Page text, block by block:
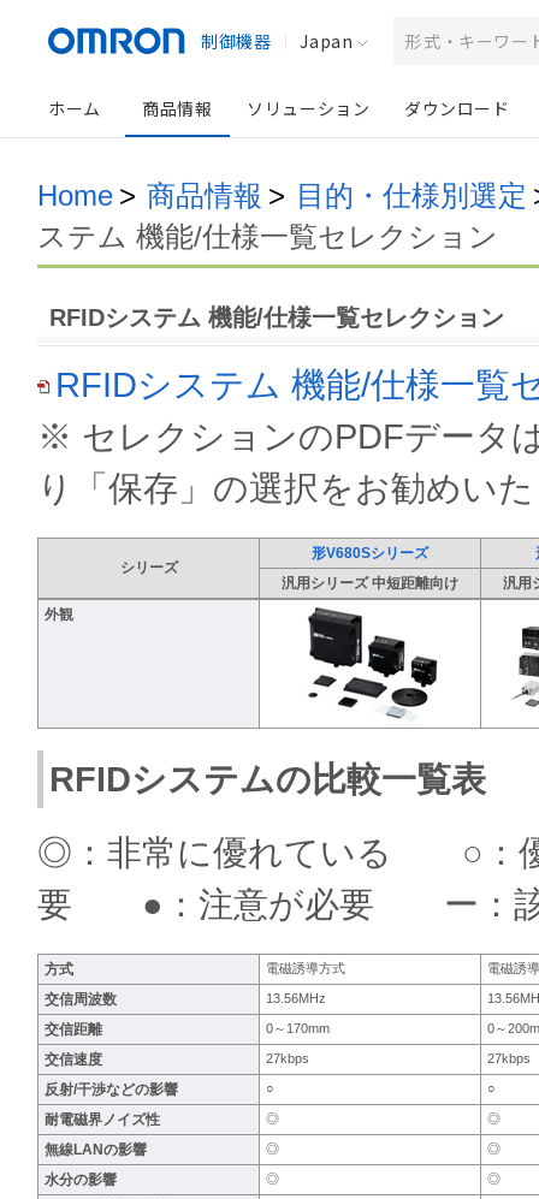
制御機器 Japan
ホーム 商品情報 ソリューション ダウンロード
Home > 商品情報 > 目的・仕様別選定
ステム 機能/仕様一覧セレクション
RFIDシステム 機能/仕様一覧セレクション
RFIDシステム 機能/仕様一覧
※ セレクションのPDFデータ
り「保存」の選択をお勧めい
シリーズ
形V680Sシリーズ
汎用シリーズ 中短距離向け
汎用
外観
RFIDシステムの比較一覧表
◎：非常に優れている ○：
要 ●：注意が必要 ー：該
方式 電磁誘導方式 電磁誘
交信周波数 13.56MHz
交信距離 0～170mm 0～
交信速度 27kbps 27kbps
反射/干渉などの影響 ○ ○
耐電磁界ノイズ性 ◎ ◎
無線LANの影響 ◎ ◎
水分の影響 ◎ ◎